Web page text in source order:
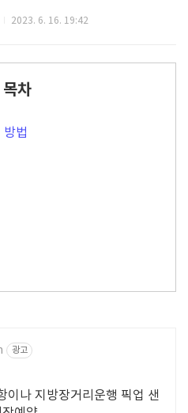
2023. 6. 16. 19:42
목차
방법
광고
이나 지방장거리운행 픽업 샌